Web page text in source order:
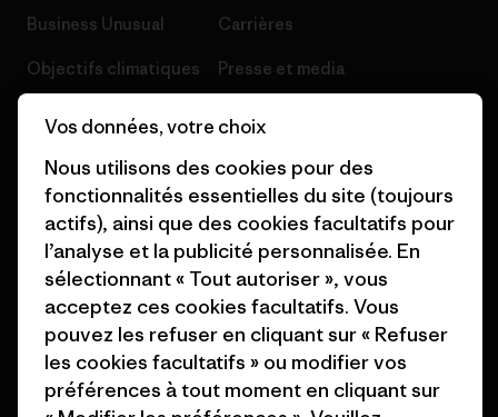
Business Unusual
Objectifs climatiques
1% For The Planet
Comment nous
finançons
Cartes cadeaux
Nos magasins
Carrières
Presse et media
Programme d’affiliation
Patagonia Luxembourg Plan du
site
Vos données, votre choix
Nous utilisons des cookies pour des
fonctionnalités essentielles du site (toujours
actifs), ainsi que des cookies facultatifs pour
l’analyse et la publicité personnalisée. En
sélectionnant « Tout autoriser », vous
acceptez ces cookies facultatifs. Vous
pouvez les refuser en cliquant sur « Refuser
les cookies facultatifs » ou modifier vos
préférences à tout moment en cliquant sur